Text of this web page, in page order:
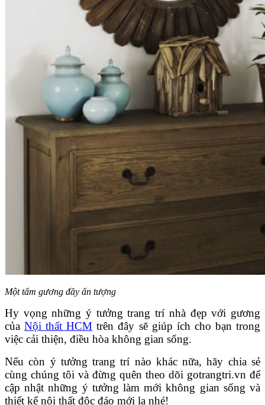
Một tấm gương đầy ấn tượng
Hy vọng những ý tưởng trang trí nhà đẹp với gương
củaNội thất HCM trên đây sẽ giúp ích cho bạn trong
việc cải thiện, điều hòa không gian sống.
Nếu còn ý tưởng trang trí nào khác nữa, hãy chia sẻ
cùng chúng tôi và đừng quên theo dõi gotrangtri.vn để
cập nhật những ý tưởng làm mới không gian sống và
thiết kế nội thất độc đáo mới lạ nhé!